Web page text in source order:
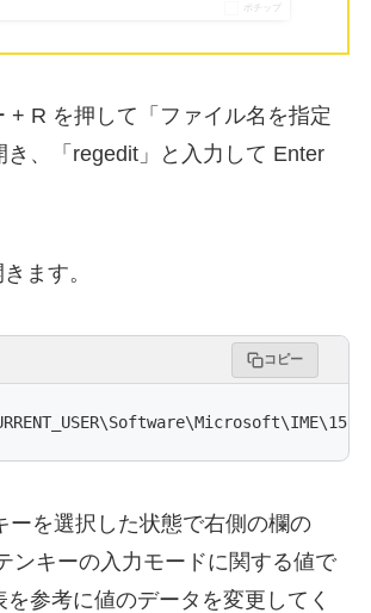
ポチップ
+ R を押して「ファイル名を指定
き、「regedit」と入力して Enter
ます。
コピー
ーを選択した状態で右側の欄の
ンキーの入力モードに関する値で
参考に値のデータを変更してく